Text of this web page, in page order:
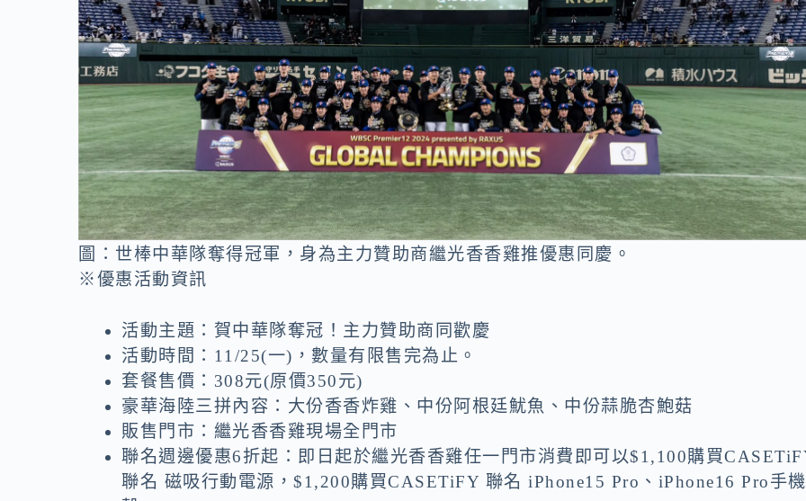
圖：世棒中華隊奪得冠軍，身為主力贊助商繼光香香雞推優惠同慶。
※優惠活動資訊
活動主題：賀中華隊奪冠！主力贊助商同歡慶
活動時間：11/25(一)，數量有限售完為止。
套餐售價：308元(原價350元)
豪華海陸三拼內容：大份香香炸雞、中份阿根廷魷魚、中份蒜脆杏鮑菇
販售門市：繼光香香雞現場全門市
聯名週邊優惠6折起：即日起於繼光香香雞任一門市消費即可以$1,100購買
聯名 磁吸行動電源，$1,200購買CASETiFY 聯名 iPhone15 Pro、iPhone16 Pro手機